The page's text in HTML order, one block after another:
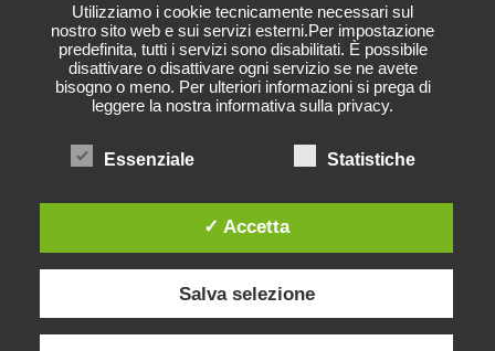
Utilizziamo i cookie tecnicamente necessari sul
nostro sito web e sui servizi esterni.Per impostazione
predefinita, tutti i servizi sono disabilitati. È possibile
disattivare o disattivare ogni servizio se ne avete
bisogno o meno. Per ulteriori informazioni si prega di
leggere la nostra informativa sulla privacy.
Essenziale Statistiche
✓ Accetta
Salva selezione